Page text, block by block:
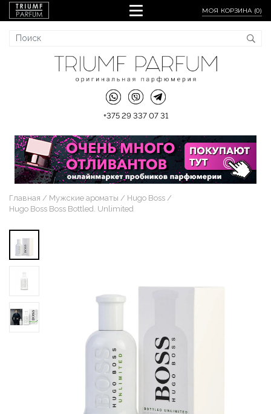
МОЯ КОРЗИНА (0)
+375 29 337 07 31
Главная Мужские ароматы
Hugo Boss
Hugo Boss Boss Bottled. Unlimited